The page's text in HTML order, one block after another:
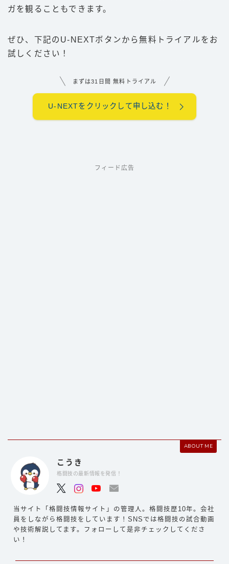
ガを観ることもできます。
ぜひ、下記のU-NEXTボタンから無料トライアルをお
試しください！
まずは31日間 無料トライアル
U-NEXTをクリックして申し込む！
フィード広告
ABOUT ME
こうき
格闘技の最新情報を発信！
当サイト「格闘技情報サイト」の管理人。格闘技歴10年。会社
員をしながら格闘技をしています！SNSでは格闘技の試合動画
や技術解説してます。フォローして是非チェックしてくださ
い！